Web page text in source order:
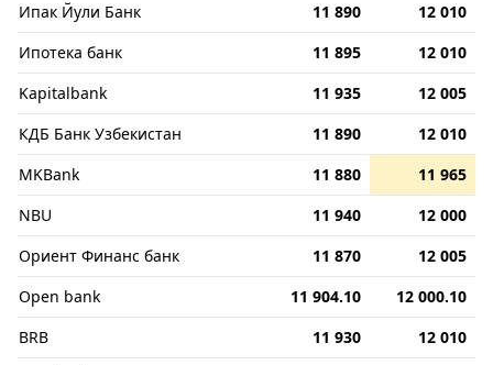
Ипак Йули Банк
11 890
12 010
Ипотека банк
11 895
12 010
Kapitalbank
11 935
12 005
КДБ Банк Узбекистан
11 890
12 010
MKBank
11 880
11 965
NBU
11 940
12 000
Ориент Финанс банк
11 870
12 005
Open bank
11 904.10
12 000.10
BRB
11 930
12 010